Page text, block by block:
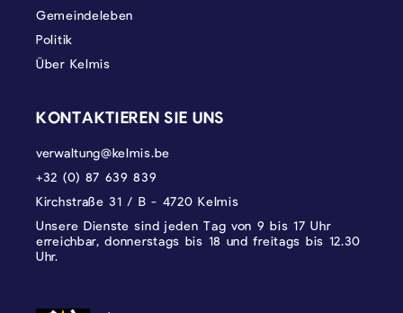
Gemeindeleben
Politik
Über Kelmis
KONTAKTIEREN SIE UNS
verwaltung@kelmis.be
+32 (0) 87 639 839
Kirchstraße 31 / B - 4720 Kelmis
Unsere Dienste sind jeden Tag von 9 bis 17 Uhr
erreichbar, donnerstags bis 18 und freitags bis 12.30
Uhr.